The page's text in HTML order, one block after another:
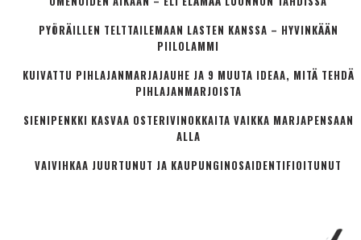
PYÖRÄILLEN TELTTAILEMAAN LASTEN KANSSA – HYVINKÄÄN
PIILOLAMMI
KUIVATTU PIHLAJANMARJAJAUHE JA 9 MUUTA IDEAA, MITÄ TEHDÄ
PIHLAJANMARJOISTA
SIENIPENKKI KASVAA OSTERIVINOKKAITA VAIKKA MARJAPENSAAN
ALLA
VAIVIHKAA JUURTUNUT JA KAUPUNGINOSA­IDENTIFIOITUNUT